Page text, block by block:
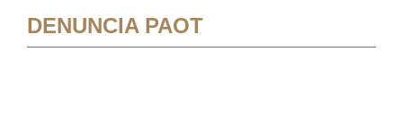
DENUNCIA PAOT